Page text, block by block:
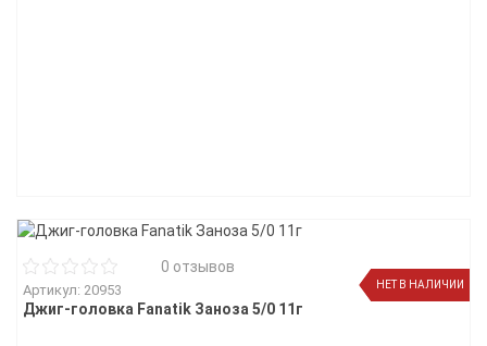
НЕТ В НАЛИЧИИ
0 отзывов
Артикул: 20953
Джиг-головка Fanatik Заноза 5/0 11г